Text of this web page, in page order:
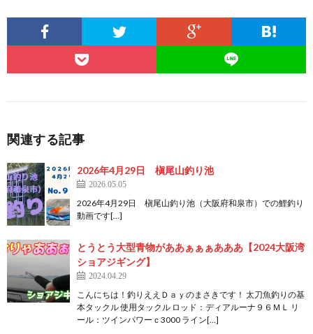
関連する記事
2026年4月29日 槇尾山釣り池
2026.05.05
2026年4月29日 槇尾山釣り池（大阪府和泉市）での鯉釣り
動画です[…]
とうとう大型青物がああぁぁぁあああ【2024大阪湾
ショアジギング】
2024.04.29
こんにちは！釣りええＤａｙのまさきです！ 太刀魚釣りの基
本タックル 使用タックル ロッド：ディアルーナ９６ＭＬ リ
ール：ツインパワーｃ3000 ライン[…]